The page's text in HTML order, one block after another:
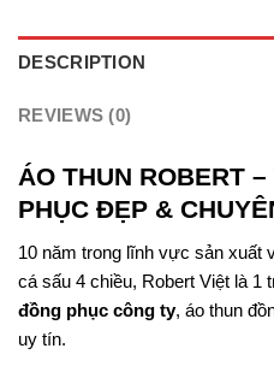
DESCRIPTION
REVIEWS (0)
ÁO THUN ROBERT
PHỤC ĐẸP &
10 năm trong lĩnh vực sản xuất
cá sấu 4 chiều, Robert Việt là 1
đồng phục công ty, áo thun
uy tín.